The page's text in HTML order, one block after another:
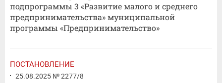
подпрограммы 3 «Развитие малого и среднего
предпринимательства» муниципальной
программы «Предпринимательство»
ПОСТАНОВЛЕНИЕ
25.08.2025 № 2277/8